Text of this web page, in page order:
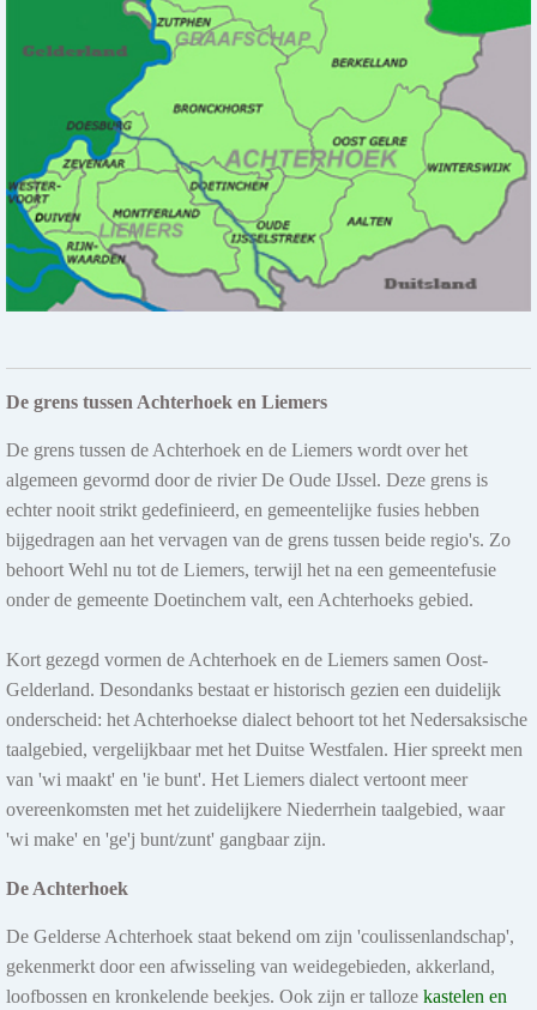
de jaarlijkse Fiets4daagse. Vier dagen lang voeren...
Meer info
6 aug 2026
Aalten Dagen in Aalten
Op donderdag 30 juli en 6, 13 en 20 augustus vinden in het centrum
van Aalten de AaltenDagen plaats. Deze zomerse...
6 aug 2026
Kei-Donderdagen in Lichtenvoorde
Op donderdag 6, 13 en 20 augustus vinden in het centrum van
Lichtenvoorde de KEI Donderdagen plaats: drie zomerse...
Meer info
6 t/m 8 aug 2026
Theatergroep Smeedwerk - Ik, een Held in Bredevoort
Op donderdag 6, vrijdag 7 en zaterdag 8 augustus speelt Theatergroep
Smeedwerk de locatietheatervoorstelling Ik, een...
6 t/m 9 aug 2026
De grens tussen Achterhoek en Liemers
De grens tussen de Achterhoek en de Liemers wordt over het
algemeen gevormd door de rivier De Oude IJssel. Deze grens is
echter nooit strikt gedefinieerd, en gemeentelijke fusies hebben
bijgedragen aan het vervagen van de grens tussen beide regio's. Zo
behoort Wehl nu tot de Liemers, terwijl het na een gemeentefusie
onder de gemeente Doetinchem valt, een Achterhoeks gebied.
Kort gezegd vormen de Achterhoek en de Liemers samen Oost-
Gelderland. Desondanks bestaat er historisch gezien een duidelijk
onderscheid: het Achterhoekse dialect behoort tot het Nedersaksische
taalgebied, vergelijkbaar met het Duitse Westfalen. Hier spreekt men
van 'wi maakt' en 'ie bunt'. Het Liemers dialect vertoont meer
overeenkomsten met het zuidelijkere Niederrhein taalgebied, waar
'wi make' en 'ge'j bunt/zunt' gangbaar zijn.
De Achterhoek
De Gelderse Achterhoek staat bekend om zijn 'coulissenlandschap',
gekenmerkt door een afwisseling van weidegebieden, akkerland,
loofbossen en kronkelende beekjes. Ook zijn er talloze kastelen en